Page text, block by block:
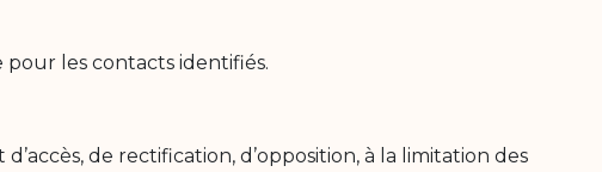
les contacts identifiés.
de rectification, d’opposition, à la limitation des